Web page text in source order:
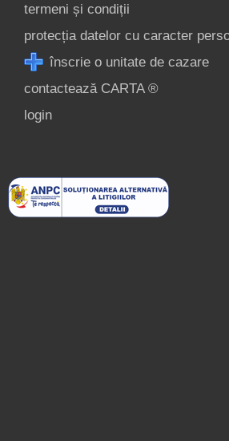
termeni și condiții
protecția datelor cu caracter
înscrie o unitate de cazare
contactează CARTA ®
login